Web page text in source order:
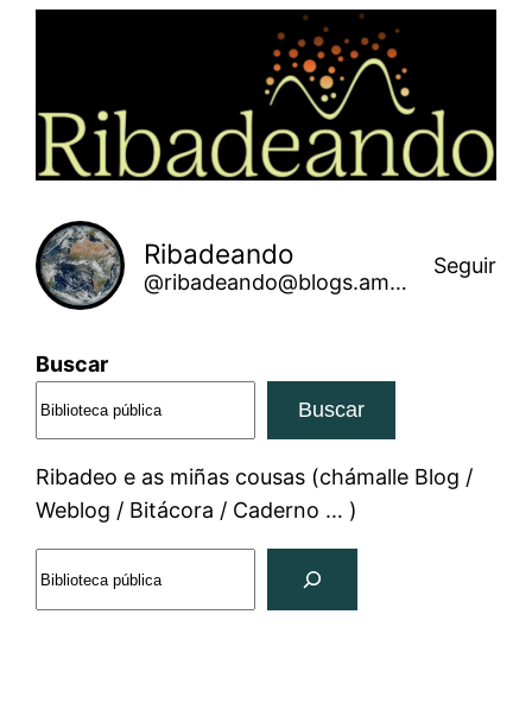
Ribadeando
@ribadeando@blogs.amarinha.gal
Seguir
Buscar
Buscar
Ribadeo e as miñas cousas (chámalle Blog /
Weblog / Bitácora / Caderno … )